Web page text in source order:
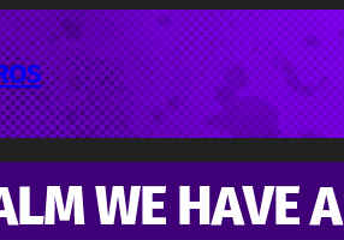
WE HAVE